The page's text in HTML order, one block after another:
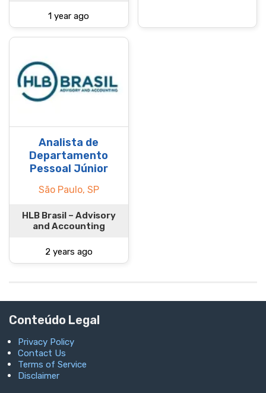
1 year ago
Analista de
Departamento
Pessoal Júnior
São Paulo, SP
HLB Brasil – Advisory
and Accounting
2 years ago
Conteúdo Legal
Privacy Policy
Contact Us
Terms of Service
Disclaimer